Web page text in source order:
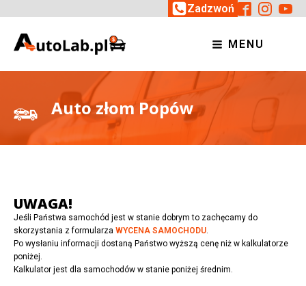
Zadzwoń
MENU
Auto złom Popów
UWAGA!
Jeśli Państwa samochód jest w stanie dobrym to zachęcamy do
skorzystania z formularza WYCENA SAMOCHODU.
Po wysłaniu informacji dostaną Państwo wyższą cenę niż w kalkulatorze
poniżej.
Kalkulator jest dla samochodów w stanie poniżej średnim.